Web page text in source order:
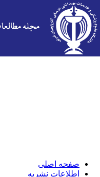
صفحه اصلی
اطلاعات نشریه